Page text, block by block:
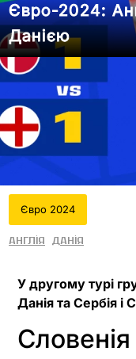
Євро-2024:
Данією
Євро 2024
Англія Данія
У другому турі
Данія та Сербія і